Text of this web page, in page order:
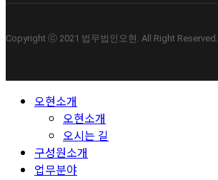
Copyright ⓒ 2021 법무법인오현. All Right Reserved.
Close 오현소개
오현소개
오시는 길
구성원소개
업무분야